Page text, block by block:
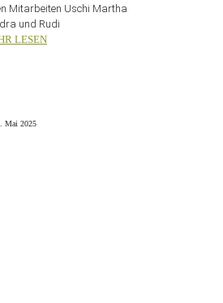
Mitarbeiten Uschi Martha
und Rudi
LESEN
Mai 2025